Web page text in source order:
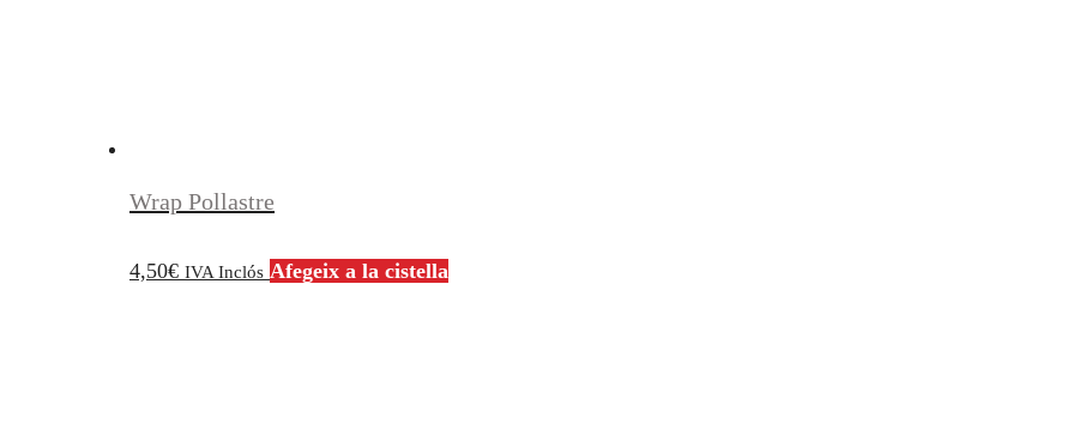
Wrap Pollastre
4,50€ IVA Inclós Afegeix a la cistella